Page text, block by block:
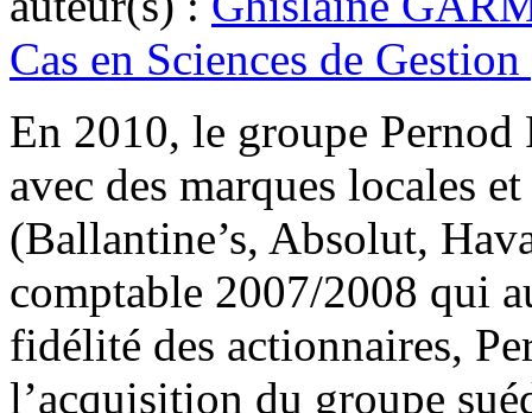
Cas en Sciences de
En 2010, le groupe Pernod
avec des marques locales
(Ballantine’s, Absolut,
comptable 2007/2008 qui
fidélité des actionnaires,
l’acquisition du groupe